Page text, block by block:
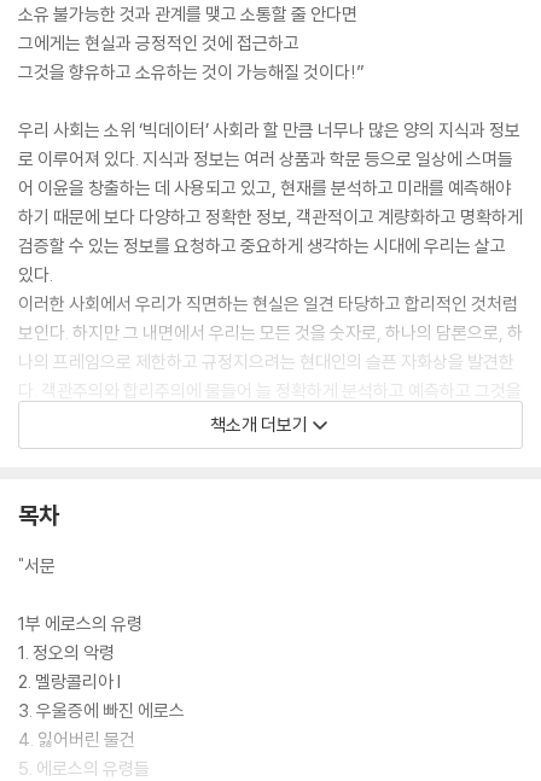
소유 불가능한 것과 관계를 맺고 소통할 줄 안다면
그에게는 현실과 긍정적인 것에 접근하고
그것을 향유하고 소유하는 것이 가능해질 것이다!”
우리 사회는 소위 ‘빅데이터’ 사회라 할 만큼 너무나 많은 양의 지식과 정보
로 이루어져 있다. 지식과 정보는 여러 상품과 학문 등으로 일상에 스며들
어 이윤을 창출하는 데 사용되고 있고, 현재를 분석하고 미래를 예측해야
하기 때문에 보다 다양하고 정확한 정보, 객관적이고 계량화하고 명확하게
검증할 수 있는 정보를 요청하고 중요하게 생각하는 시대에 우리는 살고
있다.
이러한 사회에서 우리가 직면하는 현실은 일견 타당하고 합리적인 것처럼
보인다. 하지만 그 내면에서 우리는 모든 것을 숫자로, 하나의 담론으로, 하
나의 프레임으로 제한하고 규정지으려는 현대인의 슬픈 자화상을 발견한
다. 객관주의와 합리주의에 물들어 늘 정확하게 분석하고 예측하고 그것을
토대로 살아가려고 하는 ‘가장 현실적이지만 현실적이지 못한’ 현대인의
모습이 바로 우리의 현실이자 현재이다.
사라진 앎과 지식, 무엇을 알고 무엇을 기뻐하며 살 것인가에 대한 ‘부재’이
리는 그 무엇과도 소통하지 않고 살아가고 있는 것이다. 모든 것을 이윤과
의 길로 향하지 않는 잘못된 문화 속에 현대인이 살아가고 있고, 그것을 당
연한 것으로 계속 인식하고 있다는 것이다. 그러한 사회에서 과연 인간다
운 삶이 가능하겠는가?
행간이라는 비현실적인 것의 차원을 분석하는 조르조 아감벤의 텍스트에
주목해야 하는 이유가 바로 이러한 현실에 기인한다. 우리의 문화를 위해,
인간에 대한 이해를 위해, 잃어버린 진정한 앎과 기쁨을 회복하는 하나의
책소개 더보기
목차
"서문
1부 에로스의 유령
1. 정오의 악령
2. 멜랑콜리아 I
3. 우울증에 빠진 에로스
4. 잃어버린 물건
5. 에로스의 유령들